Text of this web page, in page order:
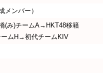
メンバー）
(み)チームA→HKT48移籍
ームH→初代チームKIV